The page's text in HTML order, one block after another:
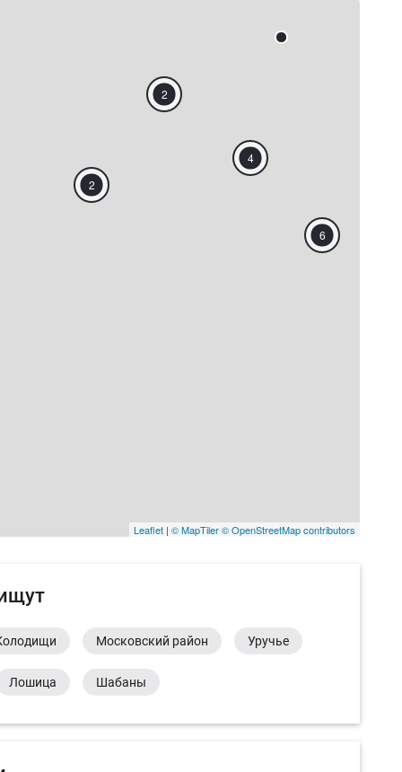
2
2
4
6
Leaflet | © MapTiler© OpenStreetMap contributors
Московский район Уручье
Лошица Шабаны